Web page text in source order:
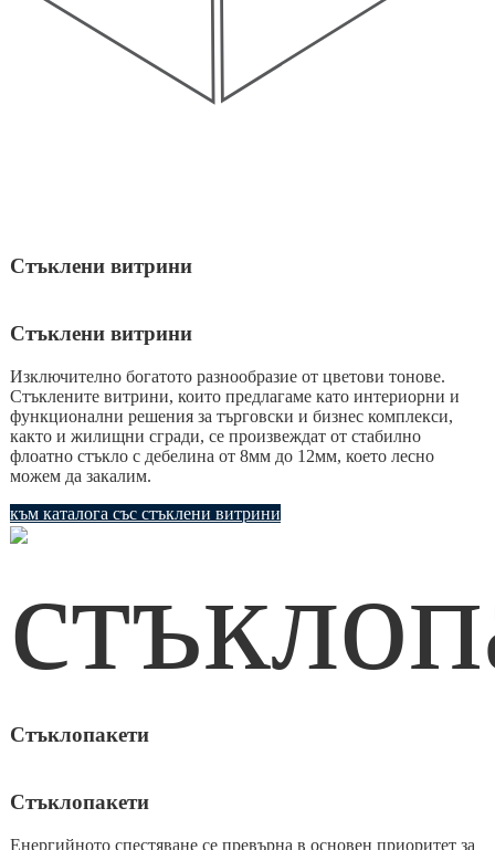
Стъклени витрини
Стъклени витрини
Изключително богатото разнообразие от цветови тонове.
Стъклените витрини, които предлагаме като интериорни и
функционални решения за търговски и бизнес комплекси,
както и жилищни сгради, се произвеждат от стабилно
флоатно стъкло с дебелина от 8мм до 12мм, което лесно
можем да закалим.
към каталога със стъклени витрини
Стъклопакети
Стъклопакети
Енергийното спестяване се превърна в основен приоритет за